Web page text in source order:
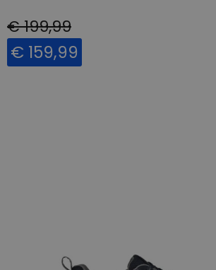
€ 199,99
€ 159,99